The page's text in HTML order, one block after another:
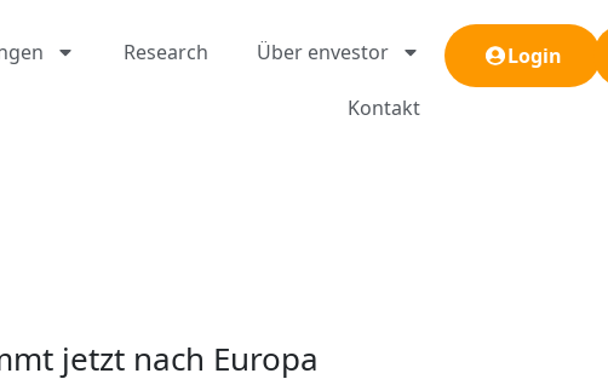
Research Über envestor
Kontakt
Login
jetzt nach Europa